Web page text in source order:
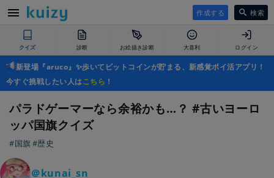
作成する 検索
クイズ 診断 お絵描き診断 大喜利 ログイン
新登場『aruco』✨歩いてビットコインが貯まる、新感覚ポイ活アプリ！
今すぐ挑戦したい人はこちら ！
パラドゲーマーなら余裕かも…？ #古いヨーロ
ッパ国旗クイズ
#国旗#歴史
＠kunai_sn